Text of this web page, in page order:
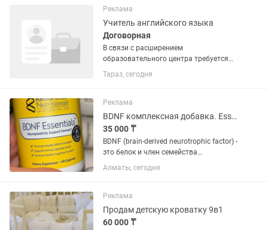
из различных отраслей. Наша команда
— это...
Реклама
Учитель английского языка
Договорная
В связи с расширением
образовательного центра требуется
учитель английского языка для
казахских и русских групп.
вступительным экзаменам в НИШ. -
Повышение уровня...
Тараз, сегодня
Реклама
BDNF комплексная добавка. Essentials Neuroplasticity Support .
35 000 ₸
BDNF (brain-derived neurotrophic factor) -
это белок и член семейства
нейротрофинов - факторов роста,
которые поддерживают и
способности взрослого мозга...
Алматы, сегодня
Реклама
Продам детскую кроватку 9в1
60 000 ₸